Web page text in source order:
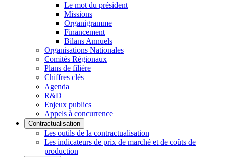
Le mot du président
Missions
Organigramme
Financement
Bilans Annuels
Organisations Nationales
Comités Régionaux
Plans de filière
Chiffres clés
Agenda
R&D
Enjeux publics
Appels à concurrence
Contractualisation
Les outils de la contractualisation
Les indicateurs de prix de marché et de coûts de
production